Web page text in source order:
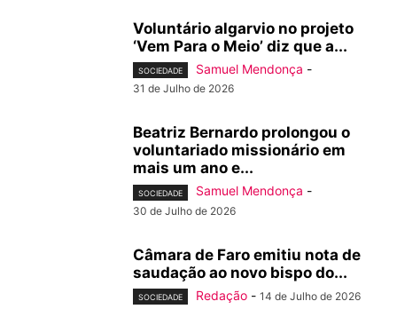
Voluntário algarvio no projeto
‘Vem Para o Meio’ diz que a...
SOCIEDADE Samuel Mendonça -
31 de Julho de 2026
Beatriz Bernardo prolongou o
voluntariado missionário em
mais um ano e...
SOCIEDADE Samuel Mendonça -
30 de Julho de 2026
Câmara de Faro emitiu nota de
saudação ao novo bispo do...
SOCIEDADE Redação - 14 de Julho de 2026